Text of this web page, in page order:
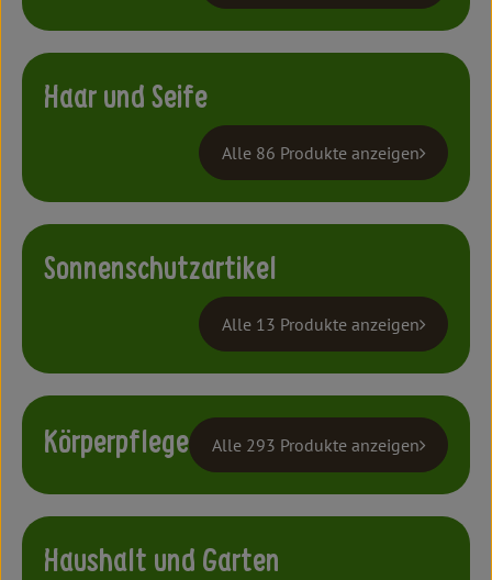
Süß & Pikant
Getränke
Einkaufen
Über uns
Erleben
Haar und Seife
Alle 86 Produkte anzeigen
Sonnenschutzartikel
Alle 13 Produkte anzeigen
Körperpflege Alle 293 Produkte anzeigen
Haushalt und Garten